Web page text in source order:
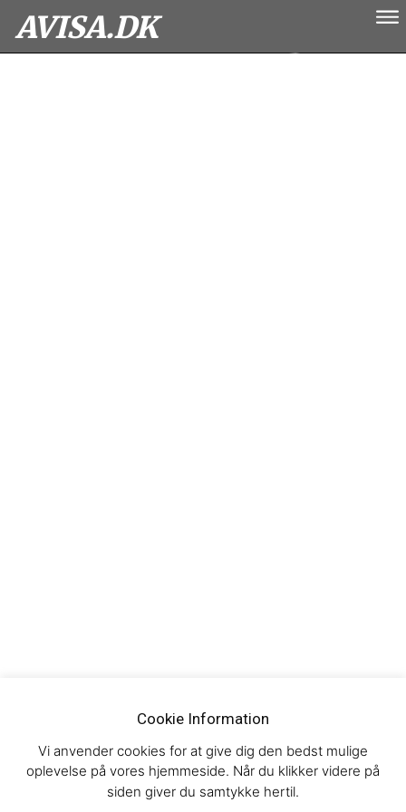
AVISA.DK
Cookie Information
Vi anvender cookies for at give dig den bedst mulige
oplevelse på vores hjemmeside. Når du klikker videre på
siden giver du samtykke hertil.